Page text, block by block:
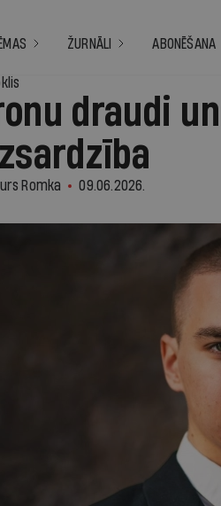
ŽURNĀLI ABONĒŠANA
draudi
Romka 09.06.2026.